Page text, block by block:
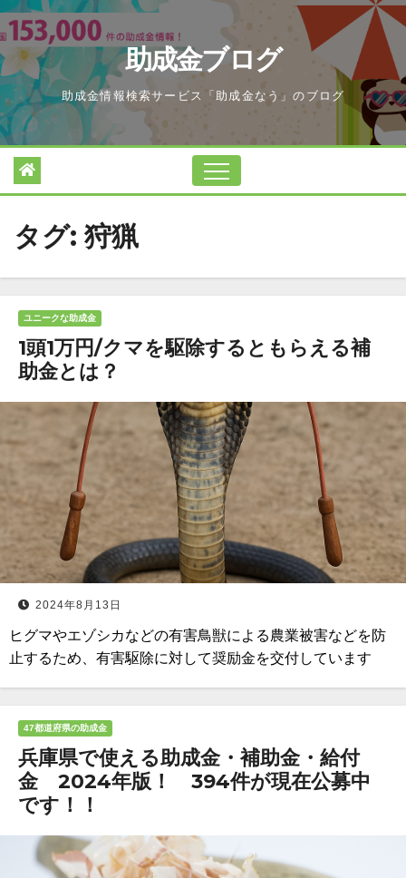
Skip
to
content
助成金ブログ
助成金情報検索サービス「助成金なう」のブログ
タグ: 狩猟
ユニークな助成金
1頭1万円/クマを駆除するともらえる補
助金とは？
2024年8月13日
ヒグマやエゾシカなどの有害鳥獣による農業被害などを防
止するため、有害駆除に対して奨励金を交付しています
47都道府県の助成金
兵庫県で使える助成金・補助金・給付
金 2024年版！ 394件が現在公募中
です！！